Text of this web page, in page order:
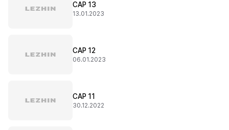
CAP 13
13.01.2023
CAP 12
06.01.2023
CAP 11
30.12.2022